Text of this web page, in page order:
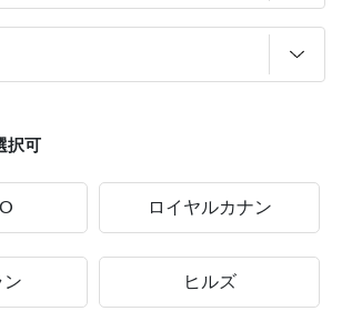
択可
ロイヤルカナン
ン ヒルズ